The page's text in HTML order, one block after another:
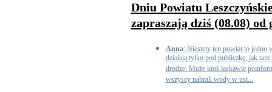
Dniu Powiatu
zapraszają dziś (08.08) od
Anna: Niestety ten powiat to jedno
działają tylko pod publiczkę, jak
drodze. Może ktoś łaskawie
wszyscy nabrali wody w ust...